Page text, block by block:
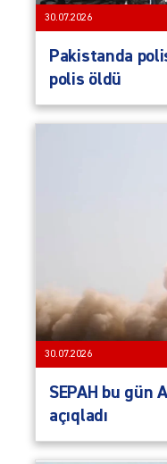
30.07.2026
Pakistanda
polis öldü
30.07.2026
SEPAH bu gün
açıqladı